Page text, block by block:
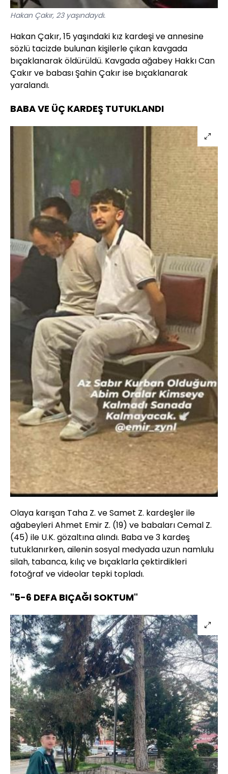
Hakan Çakır, 23 yaşındaydı.
Hakan Çakır, 15 yaşındaki kız kardeşi ve annesine
sözlü tacizde bulunan kişilerle çıkan kavgada
bıçaklanarak öldürüldü. Kavgada ağabey Hakkı Can
Çakır ve babası Şahin Çakır ise bıçaklanarak
yaralandı.
BABA VE ÜÇ KARDEŞ TUTUKLANDI
Olaya karışan Taha Z. ve Samet Z. kardeşler ile
ağabeyleri Ahmet Emir Z. (19) ve babaları Cemal Z.
(45) ile U.K. gözaltına alındı. Baba ve 3 kardeş
tutuklanırken, ailenin sosyal medyada uzun namlulu
silah, tabanca, kılıç ve bıçaklarla çektirdikleri
fotoğraf ve videolar tepki topladı.
"5-6 DEFA BIÇAĞI SOKTUM"